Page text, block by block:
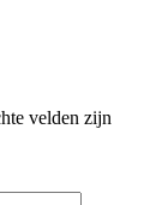
velden zijn